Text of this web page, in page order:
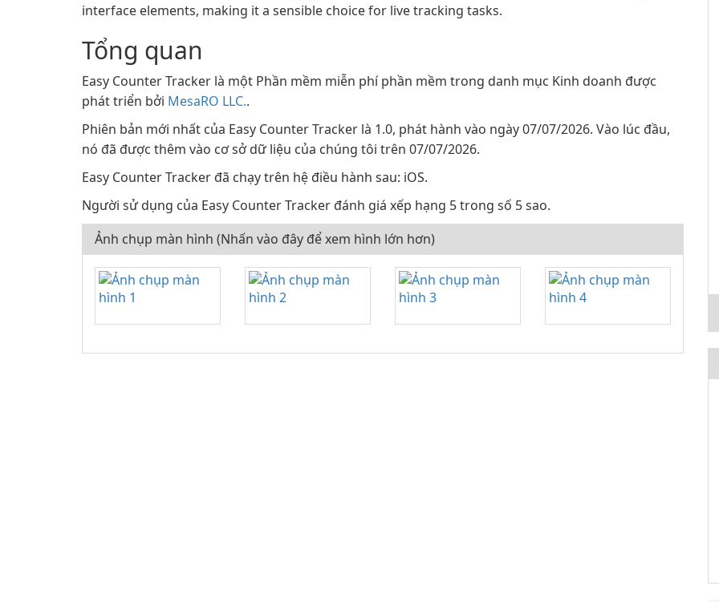
interface elements, making it a sensible choice for live tracking tasks.
Tổng quan
Easy Counter Tracker là một Phần mềm miễn phí phần mềm trong danh mục Kinh doanh được
phát triển bởi MesaRO LLC..
Phiên bản mới nhất của Easy Counter Tracker là 1.0, phát hành vào ngày 07/07/2026. Vào lúc đầu,
nó đã được thêm vào cơ sở dữ liệu của chúng tôi trên 07/07/2026.
Easy Counter Tracker đã chạy trên hệ điều hành sau: iOS.
Người sử dụng của Easy Counter Tracker đánh giá xếp hạng 5 trong số 5 sao.
Ảnh chụp màn hình (Nhấn vào đây để xem hình lớn hơn)